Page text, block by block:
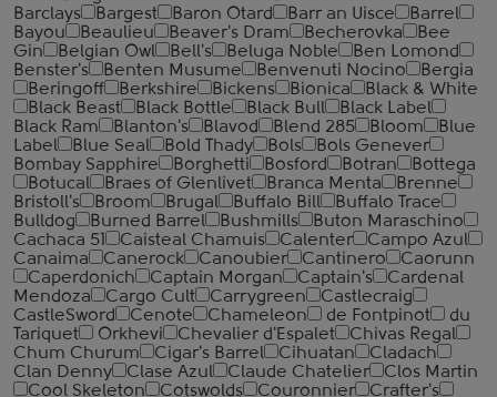
Barclays
Bargest Baron Otard Barr an Uisce
Barrel
Bayou
Beaulieu Beaver's Dram Becherovka
Bee
Gin
Belgian Owl Bell's Beluga Noble
Ben Lomond
Benster's
Benten Musume Benvenuti Nocino
Bergia
Beringoff
Berkshire Bickens Bionica
Black & White
Black Beast
Black Bottle Black Bull
Black Label
Black Ram
Blanton's Blavod Blend 285 Bloom
Blue
Label
Blue Seal Bold Thady Bols
Bols Genever
Bombay Sapphire
Borghetti Bosford Botran
Bottega
Botucal
Braes of Glenlivet Branca Menta
Brenne
Bristoll's
Broom Brugal Buffalo Bill
Buffalo Trace
Bulldog
Burned Barrel Bushmills
Buton Maraschino
Cachaca 51
Caisteal Chamuis Calenter
Campo Azul
Canaima
Canerock Canoubier Cantinero
Caorunn
Caperdonich
Captain Morgan Captain's
Cardenal
Mendoza
Cargo Cult Carrygreen
Castlecraig
CastleSword
Cenote Chameleon de Fontpinot
du
Tariquet
Orkhevi Chevalier d'Espalet
Chivas Regal
Chum Churum
Cigar's Barrel Cihuatan
Cladach
Clan Denny
Clase Azul Claude Chatelier
Clos Martin
Cool Skeleton
Cotswolds Couronnier
Crafter's